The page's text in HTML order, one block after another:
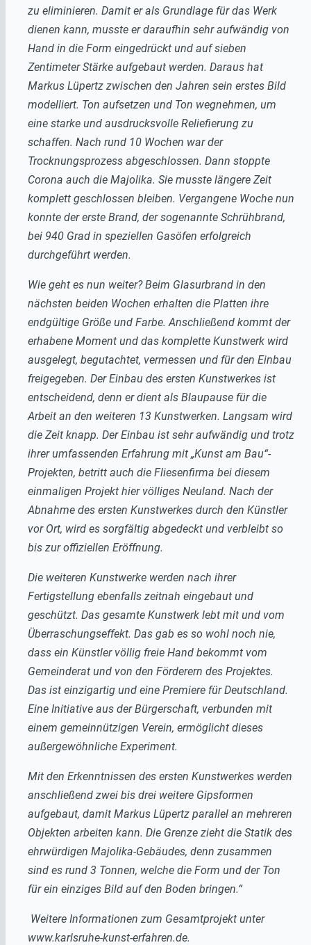
zu eliminieren. Damit er als Grundlage für das Werk
dienen kann, musste er daraufhin sehr aufwändig von
Hand in die Form eingedrückt und auf sieben
Zentimeter Stärke aufgebaut werden. Daraus hat
Markus Lüpertz zwischen den Jahren sein erstes Bild
modelliert. Ton aufsetzen und Ton wegnehmen, um
eine starke und ausdrucksvolle Reliefierung zu
schaffen. Nach rund 10 Wochen war der
Trocknungsprozess abgeschlossen. Dann stoppte
Corona auch die Majolika. Sie musste längere Zeit
komplett geschlossen bleiben. Vergangene Woche nun
konnte der erste Brand, der sogenannte Schrühbrand,
bei 940 Grad in speziellen Gasöfen erfolgreich
durchgeführt werden.
Wie geht es nun weiter? Beim Glasurbrand in den
nächsten beiden Wochen erhalten die Platten ihre
endgültige Größe und Farbe. Anschließend kommt der
erhabene Moment und das komplette Kunstwerk wird
ausgelegt, begutachtet, vermessen und für den Einbau
freigegeben. Der Einbau des ersten Kunstwerkes ist
entscheidend, denn er dient als Blaupause für die
Arbeit an den weiteren 13 Kunstwerken. Langsam wird
die Zeit knapp. Der Einbau ist sehr aufwändig und trotz
ihrer umfassenden Erfahrung mit „Kunst am Bau“-
Projekten, betritt auch die Fliesenfirma bei diesem
einmaligen Projekt hier völliges Neuland. Nach der
Abnahme des ersten Kunstwerkes durch den Künstler
vor Ort, wird es sorgfältig abgedeckt und verbleibt so
bis zur offiziellen Eröffnung.
Die weiteren Kunstwerke werden nach ihrer
Fertigstellung ebenfalls zeitnah eingebaut und
geschützt. Das gesamte Kunstwerk lebt mit und vom
Überraschungseffekt. Das gab es so wohl noch nie,
dass ein Künstler völlig freie Hand bekommt vom
Gemeinderat und von den Förderern des Projektes.
Das ist einzigartig und eine Premiere für Deutschland.
Eine Initiative aus der Bürgerschaft, verbunden mit
einem gemeinnützigen Verein, ermöglicht dieses
außergewöhnliche Experiment.
Mit den Erkenntnissen des ersten Kunstwerkes werden
anschließend zwei bis drei weitere Gipsformen
aufgebaut, damit Markus Lüpertz parallel an mehreren
Objekten arbeiten kann. Die Grenze zieht die Statik des
ehrwürdigen Majolika-Gebäudes, denn zusammen
sind es rund 3 Tonnen, welche die Form und der Ton
für ein einziges Bild auf den Boden bringen.“
Weitere Informationen zum Gesamtprojekt unter
www.karlsruhe-kunst-erfahren.de.